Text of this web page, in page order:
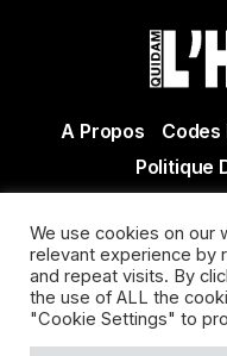
A Propos Codes
Politique
Actualité Agen -
We use cookies on our
relevant experience by
and repeat visits. By
the use of ALL the
"Cookie Settings" to